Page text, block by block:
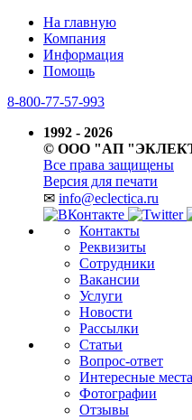
На главную
Компания
Информация
Помощь
8-800-77-57-993
1992 - 2026
© ООО "АП
Все права защищены
Версия для печати
✉ info@eclectica.ru
Контакты
Реквизиты
Сотрудники
Вакансии
Услуги
Новости
Рассылки
Статьи
Вопрос-ответ
Интересные места
Фотографии
Отзывы